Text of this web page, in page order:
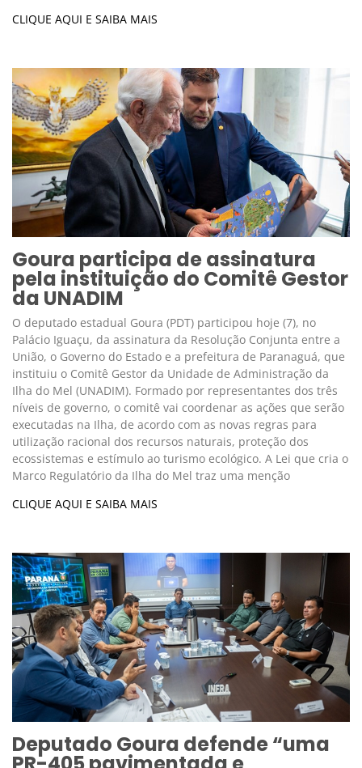
CLIQUE AQUI E SAIBA MAIS
Goura participa de assinatura
pela instituição do Comitê Gestor
da UNADIM
O deputado estadual Goura (PDT) participou hoje (7), no
Palácio Iguaçu, da assinatura da Resolução Conjunta entre a
União, o Governo do Estado e a prefeitura de Paranaguá, que
instituiu o Comitê Gestor da Unidade de Administração da
Ilha do Mel (UNADIM). Formado por representantes dos três
níveis de governo, o comitê vai coordenar as ações que serão
executadas na Ilha, de acordo com as novas regras para
utilização racional dos recursos naturais, proteção dos
ecossistemas e estímulo ao turismo ecológico. A Lei que cria o
Marco Regulatório da Ilha do Mel traz uma menção
CLIQUE AQUI E SAIBA MAIS
Deputado Goura defende “uma